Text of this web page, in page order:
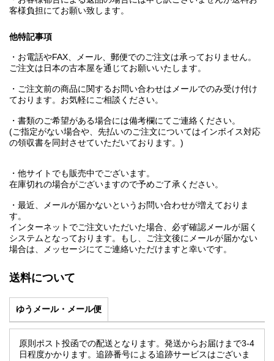
客様負担にてお願い致します。
他特記事項
・お電話やFAX、メール、郵便でのご注文は承っておりません。
ご注文は日本の古本屋を通じてお願いいたします。
・ご注文前の商品に関するお問い合わせはメールでのみ受け付け
ております。お気軽にご相談ください。
・書類のご希望がある場合には備考欄にてご連絡ください。
(ご指定がない場合や、先払いのご注文についてはインボイス対応
の領収書を同封させていただいております。)
・他サイトでも販売中でございます。
在庫切れの場合がございますので予めご了承ください。
・最近、メールが届かないというお問い合わせが増えておりま
す。
インターネットでご注文いただいた場合、必ず確認メールが届く
システムとなっております。もし、ご注文後にメールが届かない
場合は、メッセージにてご連絡いただけますと幸いです。
送料について
ゆうメール・メール便
原則ポスト投函での配送となります。発送からお届けまで3-4
日程度かかります。追跡番号による追跡サービスはございま